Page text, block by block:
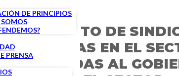
DE PRINCIPIOS
SOMOS
PRENSA
2020
EL RESTO DE
EN EL
AYUDAS AL